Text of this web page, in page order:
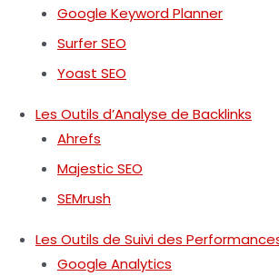
Google Keyword Planner
Surfer SEO
Yoast SEO
Les Outils d’Analyse de Backlinks
Ahrefs
Majestic SEO
SEMrush
Les Outils de Suivi des
Google Analytics